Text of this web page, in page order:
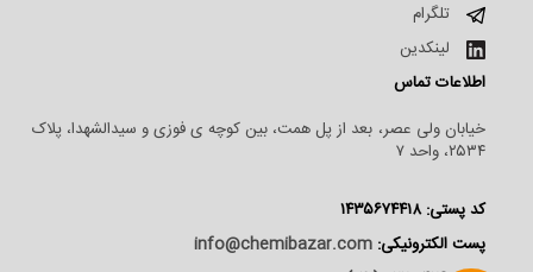
تلگرام
لینکدین
اطلاعات تماس
خیابان ولی عصر، بعد از پل همت، بین کوچه ی فوزی و سیدالشهدا، پلاک
۲۵۳۴، واحد ۷
کد پستی: ۱۴۳۵۶۷۴۴۱۸
پست الکترونیکی: info@chemibazar.com